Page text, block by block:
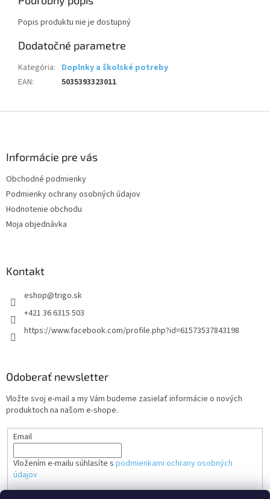
Popis produktu nie je dostupný
Dodatočné parametre
Kategória: Doplnky a školské potreby
EAN: 5035393323011
Informácie pre vás
Obchodné podmienky
Podmienky ochrany osobných údajov
Hodnotenie obchodu
Moja objednávka
Kontakt
eshop@trigo.sk
+421 36 6315 503
https://www.facebook.com/profile.php?id=61573537843198
Odoberať newsletter
Vložte svoj e-mail a my Vám budeme zasielať informácie o nových
produktoch na našom e-shope.
Email
Vložením e-mailu súhlasíte s podmienkami ochrany osobných
údajov